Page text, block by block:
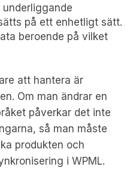
på ett enhetligt sätt.
beroende på vilket
att hantera är
Om man ändrar en
påverkar det inte
så man måste
produkten och
i WPML.